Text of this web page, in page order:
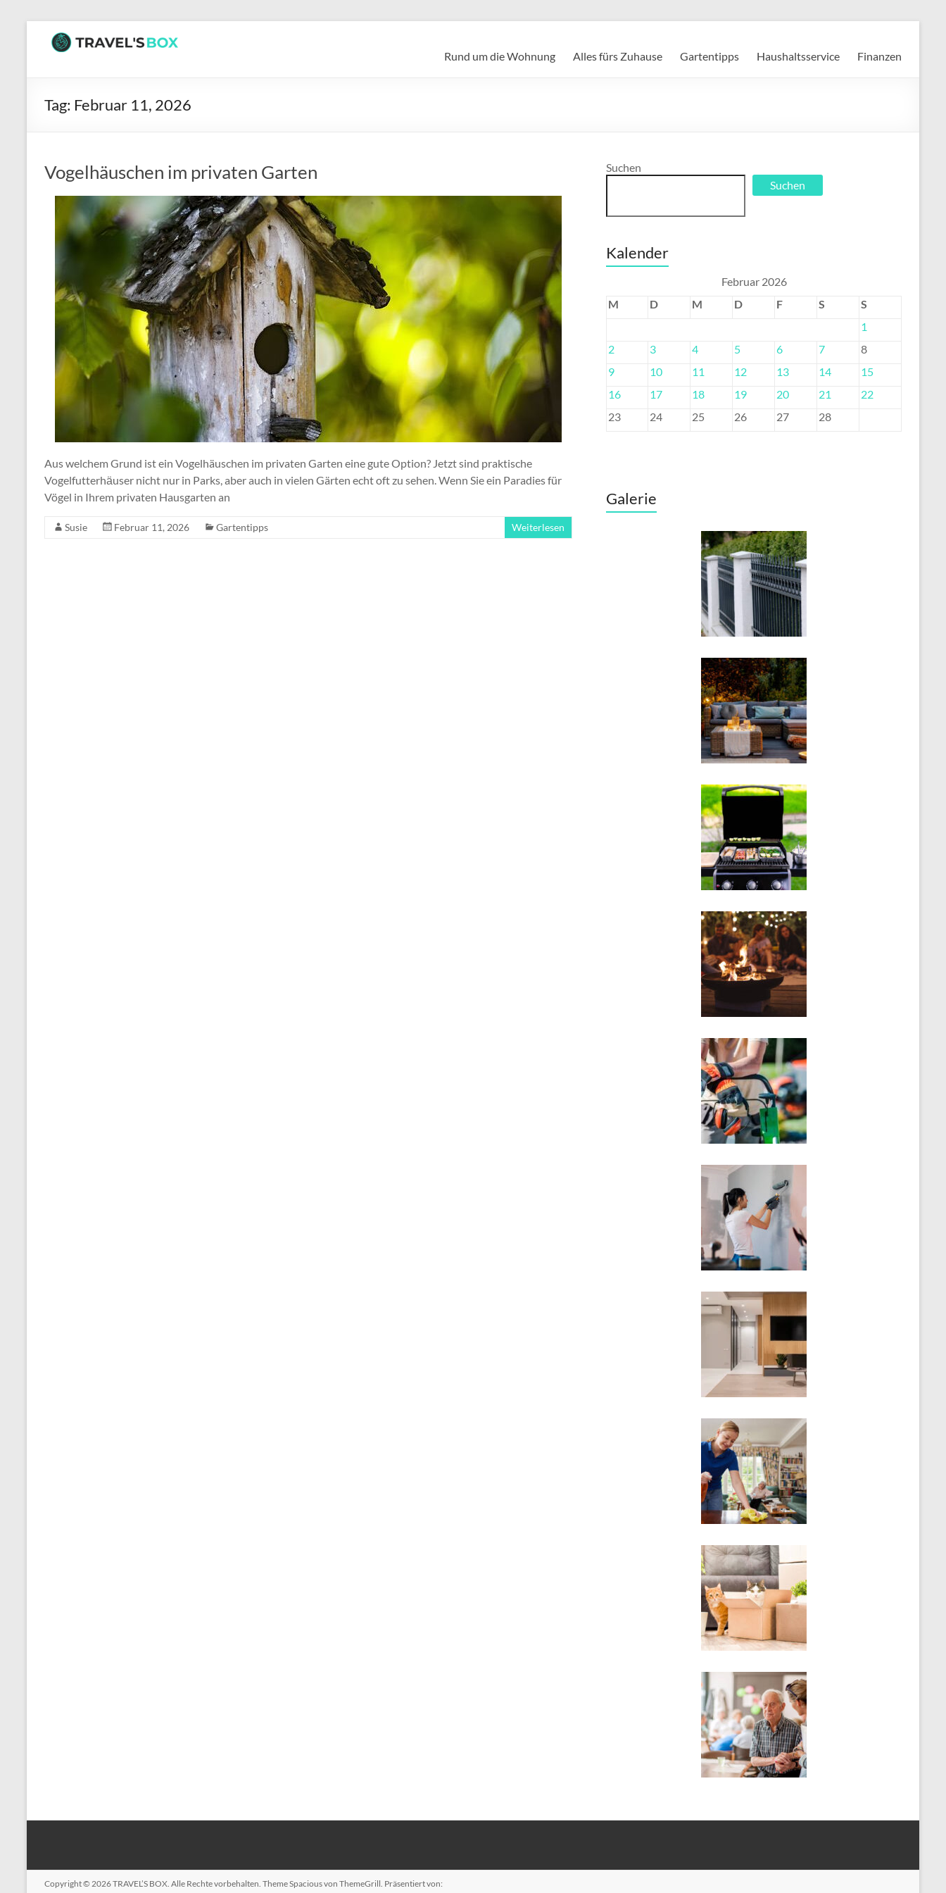
Inhalt
springenTRAVEL’S
Hier
auf
Rund um die Wohnung Alles fürs Zuhause Gartentipps Haushaltsservice Finanzen
Tag: Februar 11, 2026
Vogelhäuschen im privaten Garten
Aus welchem Grund ist ein Vogelhäuschen im privaten Garten eine gute Option? Jetzt sind praktische
Vogelfutterhӓuser nicht nur in Parks, aber auch in vielen Gärten echt oft zu sehen. Wenn Sie ein Paradies für
Vögel in Ihrem privaten Hausgarten an
Susie Februar 11, 2026 Gartentipps Weiterlesen
Suchen
Suchen
Kalender
Februar 2026
M
D M D F S
S
1
2
3 4 5 6 7
8
9
10 11 12 13 14
15
16
17 18 19 20 21
22
23
24 25 26 27 28
Galerie
Copyright © 2026TRAVEL’S BOX. Alle Rechte vorbehalten. ThemeSpaciousvon ThemeGrill. Präsentiert von: